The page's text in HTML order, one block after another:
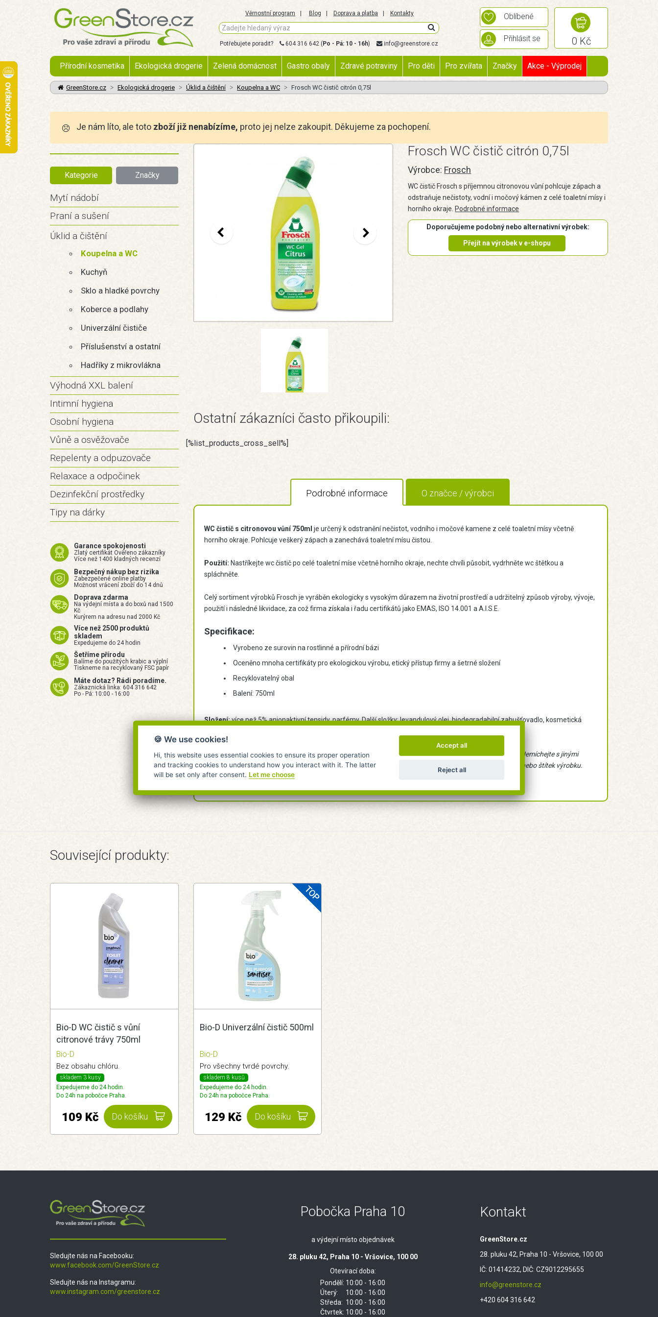
Věrnostní program Blog Doprava a platba Kontakty
Potřebujete poradit? 604 316 642 ( Po - Pá: 10 - 16h) info@greenstore.cz
Oblíbené
Přihlásit se 0 Kč
Přírodní kosmetika Ekologická drogerie Zelená domácnost Gastro obaly Zdravé potraviny Pro děti Pro zvířata Značky Akce - Výprodej
GreenStore.cz Ekologická drogerie Úklid a čištění Koupelna a WC Frosch WC čistič citrón 0,75l
Je nám líto, ale toto zboží již nenabízíme, proto jej nelze zakoupit. Děkujeme za pochopení.
Kategorie Značky
Mytí nádobí
Praní a sušení
Úklid a čištění
Koupelna a WC
Kuchyň
Sklo a hladké povrchy
Koberce a podlahy
Univerzální čističe
Příslušenství a ostatní
Hadříky z mikrovlákna
Výhodná XXL balení
Intimní hygiena
Osobní hygiena
Vůně a osvěžovače
Repelenty a odpuzovače
Relaxace a odpočinek
Dezinfekční prostředky
Tipy na dárky
Garance spokojenosti
Zlatý certifikát Ověřeno zákazníky
Více než 1400 kladných recenzí
Bezpečný nákup bez rizika
Zabezpečené online platby
Možnost vrácení zboží do 14 dnů
Doprava zdarma
Na výdejní místa a do boxů nad 1500
Kč
Kurýrem na adresu nad 2000 Kč
Více než 2500 produktů
skladem
Expedujeme do 24 hodin
Šetříme přírodu
Balíme do použitých krabic a výplní
Tiskneme na recyklovaný FSC papír
Máte dotaz? Rádi poradíme.
Zákaznická linka: 604 316 642
Po - Pá: 10:00 - 16:00
Frosch WC čistič citrón 0,75l
Výrobce: Frosch
WC čistič Frosch s příjemnou citronovou vůní pohlcuje zápach a
odstraňuje nečistoty, vodní i močový kámen z celé toaletní mísy i
horního okraje. Podrobné informace
Doporučujeme podobný nebo alternativní výrobek:
Přejít na výrobek v e-shopu
Ostatní zákazníci často přikoupili:
[%list_products_cross_sell%]
Podrobné informace O značce / výrobci
WC čistič s citronovou vůní 750ml je určený k odstranění nečistot, vodního i močové kamene z celé toaletní mísy včetně
horního okraje. Pohlcuje veškerý zápach a zanechává toaletní mísu čistou.
Použití: Nastříkejte wc čistič po celé toaletní míse včetně horního okraje, nechte chvíli působit, vydrhněte wc štětkou a
spláchněte.
Celý sortiment výrobků Frosch je vyráběn ekologicky s vysokým důrazem na životní prostředí a udržitelný způsob výroby, vývoje,
použití i následné likvidace, za což firma získala i řadu certifikátů jako EMAS, ISO 14.001 a A.I.S.E.
Specifikace:
Vyrobeno ze surovin na rostlinné a přírodní bázi
Oceněno mnoha certifikáty pro ekologickou výrobu, etický přístup firmy a šetrné složení
Recyklovatelný obal
Balení: 750ml
Složení:více než 5% anionaktivní tensidy, parfémy. Další složky: levandulový olej, biodegradabilní zahušťovadlo, kosmetická
Upozornění: Uchovávejte mimo dosah dětí. Nepoužívejte na mramor nebo jiné povrchy, citlivé na kyseliny. Nemíchejte s jinými
domácími čističi. Před použitím si přečtěte údaje na štítku. Je-li nutná lékařská pomoc, mějte po ruce obal nebo štítek výrobku.
Související produkty:
Bio-D WC čistič s vůní
citronové trávy 750ml
Bio-D
Bez obsahu chlóru.
skladem 3 kusy
Expedujeme do 24 hodin.
Do 24h na pobočce Praha.
Do košíku
109 Kč
Bio-D Univerzální čistič 500ml
Bio-D
Pro všechny tvrdé povrchy.
skladem 8 kusů
Expedujeme do 24 hodin.
Do 24h na pobočce Praha.
Do košíku
129 Kč
Sledujte nás na Facebooku:
www.facebook.com/GreenStore.cz
Sledujte nás na Instagramu:
www.instagram.com/greenstore.cz
Pobočka Praha 10
a výdejní místo objednávek
28. pluku 42, Praha 10 - Vršovice, 100 00
Otevírací doba:
Pondělí: 10:00 - 16:00
Úterý:
10:00 - 16:00
Středa: 10:00 - 16:00
Čtvrtek: 10:00 - 16:00
Kontakt
GreenStore.cz
28. pluku 42, Praha 10 - Vršovice, 100 00
IČ: 01414232, DIČ: CZ9012295655
info@greenstore.cz
+420 604 316 642
🍪 We use cookies!
Hi, this website uses essential cookies to ensure its proper operation
and tracking cookies to understand how you interact with it. The latter
will be set only after consent. Let me choose
Accept all
Reject all